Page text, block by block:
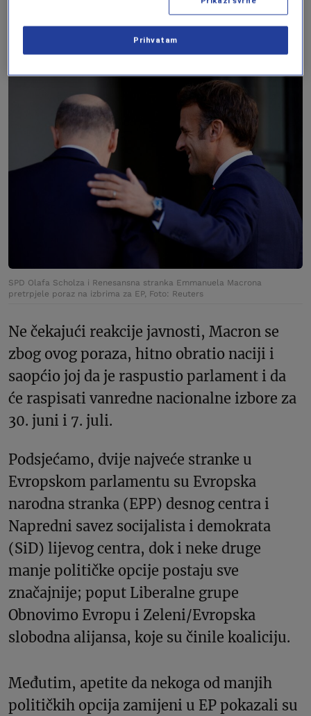
Emmanuela Macrona koja je osvojila 15,2
SPD Olafa Scholza i Renesansna stranka Emmanuela Macrona
pretrpjele poraz na izbrima za EP, Foto: Reuters
Ne čekajući reakcije javnosti, Macron se
zbog ovog poraza, hitno obratio naciji i
saopćio joj da je raspustio parlament i da
će raspisati vanredne nacionalne izbore za
30. juni i 7. juli.
Podsjećamo, dvije najveće stranke u
Evropskom parlamentu su Evropska
narodna stranka (EPP) desnog centra i
Napredni savez socijalista i demokrata
(SiD) lijevog centra, dok i neke druge
manje političke opcije postaju sve
značajnije; poput Liberalne grupe
Obnovimo Evropu i Zeleni/Evropska
slobodna alijansa, koje su činile koaliciju.
Međutim, apetite da nekoga od manjih
političkih opcija zamijeni u EP pokazali su
Prihvatam